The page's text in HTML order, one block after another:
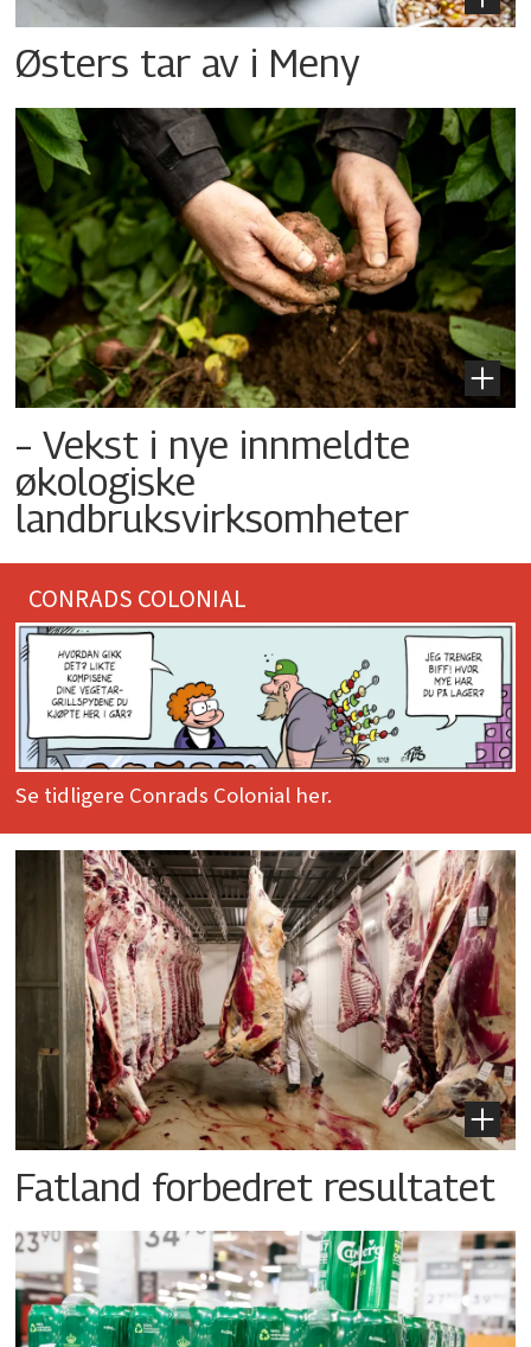
Østers tar av i Meny
– Vekst i nye innmeldte
økologiske
landbruksvirksomheter
CONRADS COLONIAL
Se tidligere Conrads Colonial her.
Fatland forbedret resultatet